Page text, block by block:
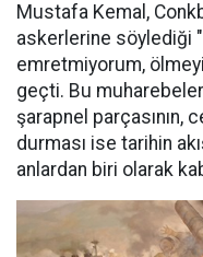
Mustafa Kemal,
askerlerine söylediği
emretmiyorum,
geçti. Bu
şarapnel parçasının,
durması ise tarihin
anlardan biri olarak